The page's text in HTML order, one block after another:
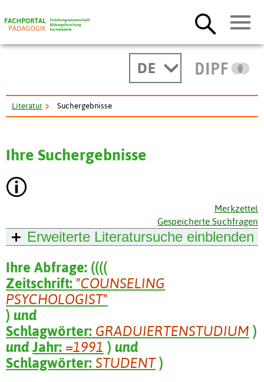
DE
Literatur Suchergebnisse
Ihre Suchergebnisse
Merkzettel
Gespeicherte Suchfragen
Erweiterte Literatursuche einblenden
Ihre Abfrage: ((((
Zeitschrift: "COUNSELING
PSYCHOLOGIST"
) und
Schlagwörter: GRADUIERTENSTUDIUM )
und Jahr: =1991 ) und
Schlagwörter: STUDENT )